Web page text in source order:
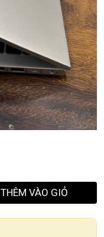
THÊM VÀO GIỎ